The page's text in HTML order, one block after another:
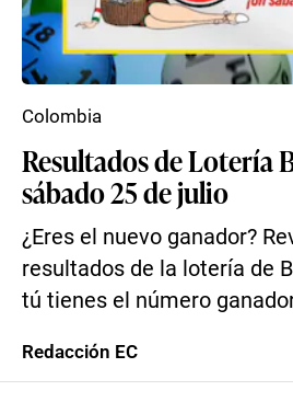
Resultados de Lotería
sábado 25 de julio
¿Eres el nuevo ganador?
resultados de la lotería de
tú tienes el número
Colombia
Redacción EC